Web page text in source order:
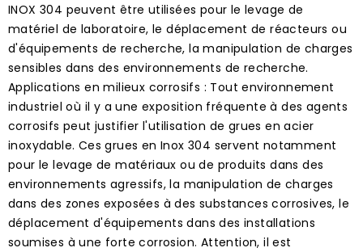
INOX 304 peuvent être utilisées pour le levage de
matériel de laboratoire, le déplacement de réacteurs ou
d'équipements de recherche, la manipulation de charges
sensibles dans des environnements de recherche.
Applications en milieux corrosifs : Tout environnement
industriel où il y a une exposition fréquente à des agents
corrosifs peut justifier l'utilisation de grues en acier
inoxydable. Ces grues en Inox 304 servent notamment
pour le levage de matériaux ou de produits dans des
environnements agressifs, la manipulation de charges
dans des zones exposées à des substances corrosives, le
déplacement d'équipements dans des installations
soumises à une forte corrosion. Attention, il est